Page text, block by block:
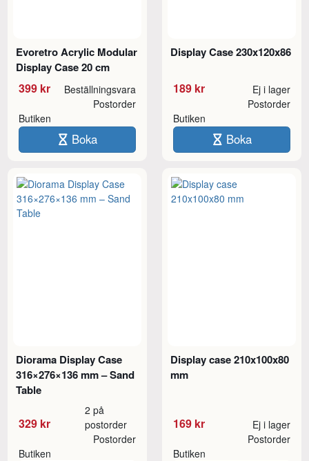
Evoretro Acrylic Modular
Display Case 20 cm
399 kr Beställningsvara
Butiken
Postorder
Boka
Display Case 230x120x86
189 kr Ej i lager
Butiken
Postorder
Boka
Diorama Display Case
316×276×136 mm – Sand
Table
329 kr
2 på
postorder
Butiken
Postorder
Display case 210x100x80
mm
169 kr Ej i lager
Butiken
Postorder